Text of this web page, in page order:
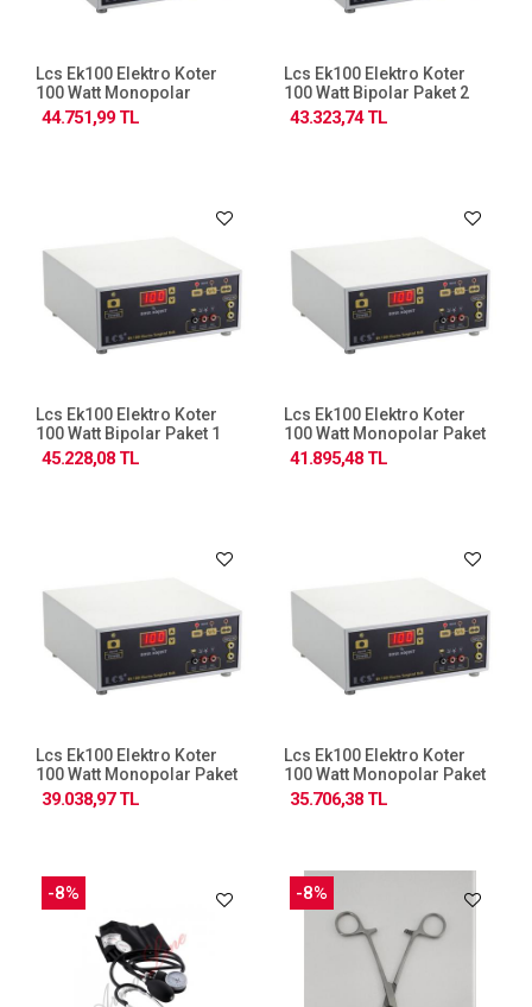
Lcs Ek100 Elektro Koter
100 Watt Monopolar
Bipolar Paket 1
44.751,99 TL
Lcs Ek100 Elektro Koter
100 Watt Bipolar Paket 2
43.323,74 TL
Lcs Ek100 Elektro Koter
100 Watt Bipolar Paket 1
45.228,08 TL
Lcs Ek100 Elektro Koter
100 Watt Monopolar Paket
4
41.895,48 TL
Lcs Ek100 Elektro Koter
100 Watt Monopolar Paket
339.038,97 TL
Lcs Ek100 Elektro Koter
100 Watt Monopolar Paket
135.706,38 TL
-8% -8%